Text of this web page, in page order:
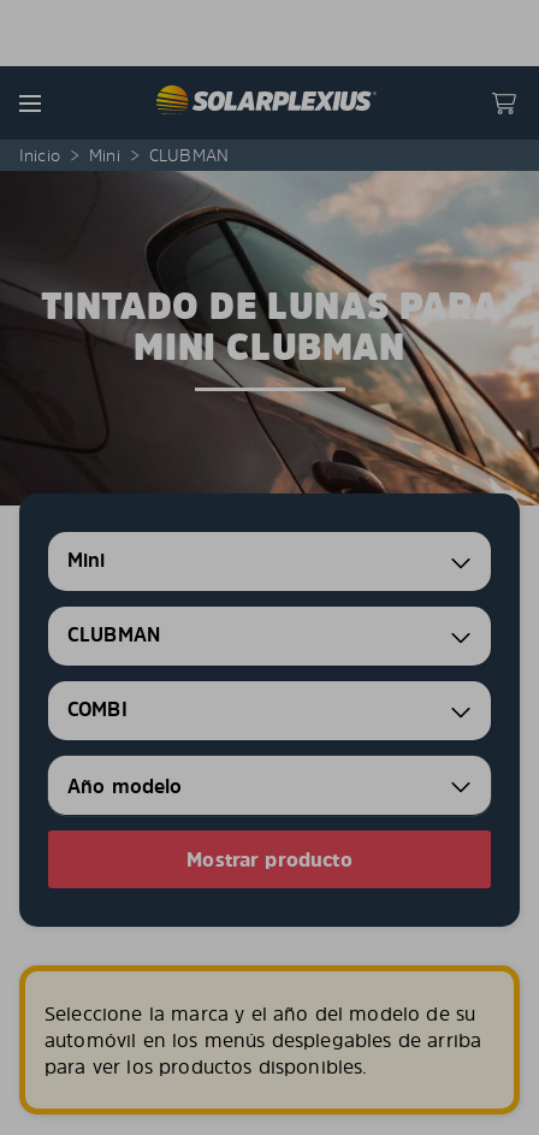
Menu
Inicio > Mini > CLUBMAN
TINTADO DE LUNAS PARA
MINI CLUBMAN
Mini
CLUBMAN
COMBI
Mostrar producto
Seleccione la marca y el año del modelo de su
automóvil en los menús desplegables de arriba
para ver los productos disponibles.